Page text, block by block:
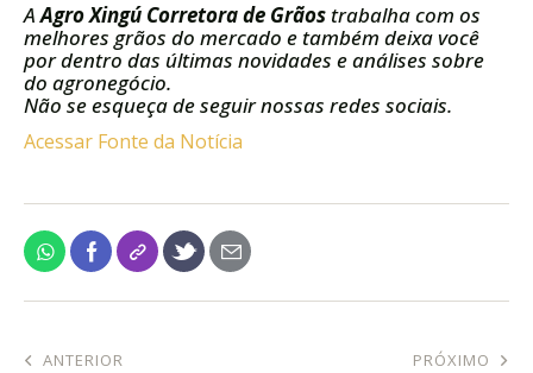
AAgro Xingú Corretora de Grãos trabalha com os
melhores grãos do mercado e também deixa você
por dentro das últimas novidades e análises sobre
do agronegócio.
Não se esqueça de seguir nossas redes sociais.
Acessar Fonte da Notícia
ANTERIOR PRÓXIMO